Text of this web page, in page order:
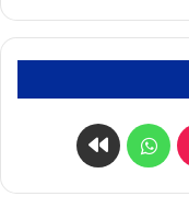
‫TikTokواتسابكواى